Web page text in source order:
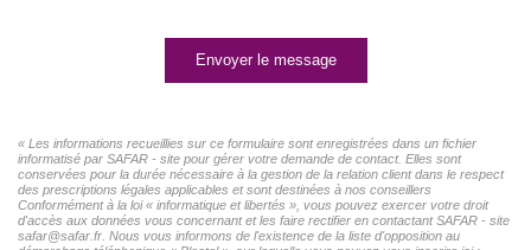
Envoyer le message
« Les informations recueillies sur ce formulaire sont enregistrées dans un fichier
informatisé par SAFAR - site pour gérer votre demande de contact. Elles sont
conservées pour la durée nécessaire à la gestion de la relation client dans le respect
des prescriptions légales applicables et sont destinées à nos conseillers
Conformément à la loi « informatique et libertés », vous pouvez exercer votre droit
d'accès aux données vous concernant et les faire rectifier en contactant SAFAR - site
safar@safar.fr. Nous vous informons de l'existence de la liste d'opposition au